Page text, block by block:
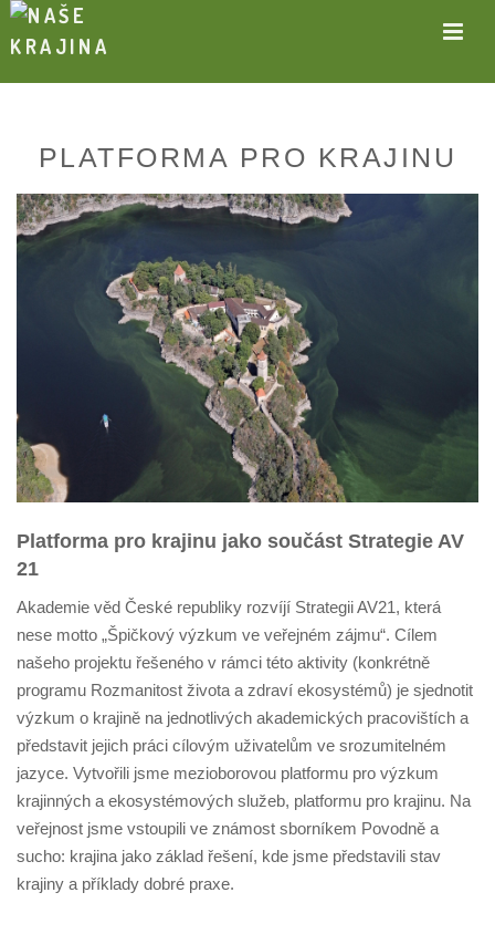
PLATFORMA PRO KRAJINU
Platforma pro krajinu jako součást Strategie AV
21
Akademie věd České republiky rozvíjí Strategii AV21, která
nese motto „Špičkový výzkum ve veřejném zájmu“. Cílem
našeho projektu řešeného v rámci této aktivity (konkrétně
programu Rozmanitost života a zdraví ekosystémů) je sjednotit
výzkum o krajině na jednotlivých akademických pracovištích a
představit jejich práci cílovým uživatelům ve srozumitelném
jazyce. Vytvořili jsme mezioborovou platformu pro výzkum
krajinných a ekosystémových služeb, platformu pro krajinu. Na
veřejnost jsme vstoupili ve známost sborníkem Povodně a
sucho: krajina jako základ řešení, kde jsme představili stav
krajiny a příklady dobré praxe.